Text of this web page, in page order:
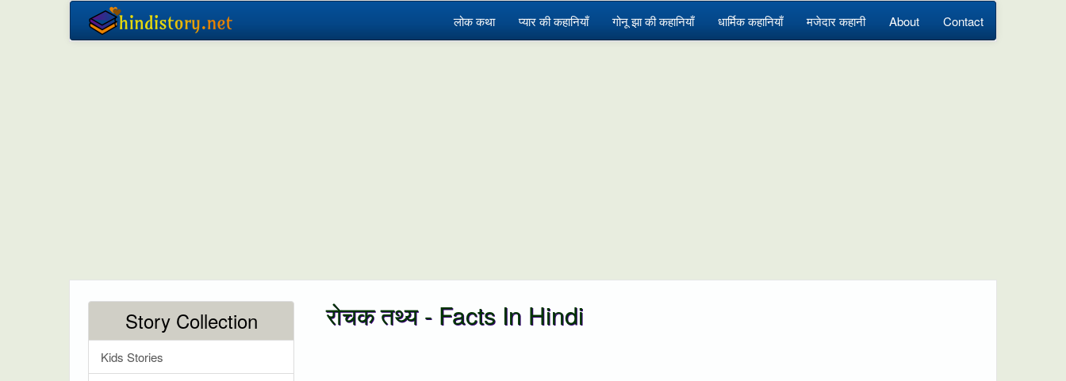
लोक कथा प्यार की कहानियाँ गोनू झा की कहानियाँ धार्मिक कहानियाँ मजेदार कहानी About Contact
रोचक तथ्य - Facts In Hindi
Story Collection
Kids Stories